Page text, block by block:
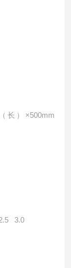
长）×500mm
3.0